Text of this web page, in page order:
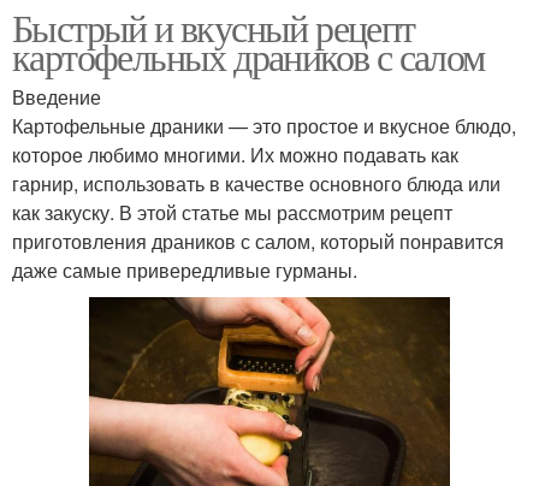
Быстрый и вкусный рецепт
картофельных драников с салом
Введение
Картофельные драники — это простое и вкусное блюдо,
которое любимо многими. Их можно подавать как
гарнир, использовать в качестве основного блюда или
как закуску. В этой статье мы рассмотрим рецепт
приготовления драников с салом, который понравится
даже самые привередливые гурманы.